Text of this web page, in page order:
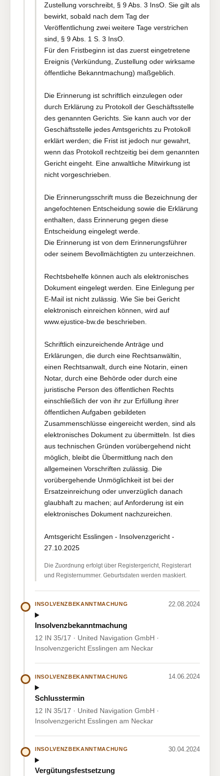
Zustellung vorschreibt, § 9 Abs. 3 InsO. Sie gilt als
bewirkt, sobald nach dem Tag der
Veröffentlichung zwei weitere Tage verstrichen
sind, § 9 Abs. 1 S. 3 InsO.
Für den Fristbeginn ist das zuerst eingetretene
Ereignis (Verkündung, Zustellung oder wirksame
öffentliche Bekanntmachung) maßgeblich.
Die Erinnerung ist schriftlich einzulegen oder
durch Erklärung zu Protokoll der Geschäftsstelle
des genannten Gerichts. Sie kann auch vor der
Geschäftsstelle jedes Amtsgerichts zu Protokoll
erklärt werden; die Frist ist jedoch nur gewahrt,
wenn das Protokoll rechtzeitig bei dem genannten
Gericht eingeht. Eine anwaltliche Mitwirkung ist
nicht vorgeschrieben.
Die Erinnerungsschrift muss die Bezeichnung der
angefochtenen Entscheidung sowie die Erklärung
enthalten, dass Erinnerung gegen diese
Entscheidung eingelegt werde.
Die Erinnerung ist von dem Erinnerungsführer
oder seinem Bevollmächtigten zu unterzeichnen.
Rechtsbehelfe können auch als elektronisches
Dokument eingelegt werden. Eine Einlegung per
E-Mail ist nicht zulässig. Wie Sie bei Gericht
elektronisch einreichen können, wird auf
www.ejustice-bw.de beschrieben.
Schriftlich einzureichende Anträge und
Erklärungen, die durch eine Rechtsanwältin,
einen Rechtsanwalt, durch eine Notarin, einen
Notar, durch eine Behörde oder durch eine
juristische Person des öffentlichen Rechts
einschließlich der von ihr zur Erfüllung ihrer
öffentlichen Aufgaben gebildeten
Zusammenschlüsse eingereicht werden, sind als
elektronisches Dokument zu übermitteln. Ist dies
aus technischen Gründen vorübergehend nicht
möglich, bleibt die Übermittlung nach den
allgemeinen Vorschriften zulässig. Die
vorübergehende Unmöglichkeit ist bei der
Ersatzeinreichung oder unverzüglich danach
glaubhaft zu machen; auf Anforderung ist ein
elektronisches Dokument nachzureichen.
Amtsgericht Esslingen - Insolvenzgericht -
27.10.2025
Die Zuordnung erfolgt über Registergericht, Registerart
und Registernummer. Geburtsdaten werden maskiert.
INSOLVENZBEKANNTMACHUNG 22.08.2024
Insolvenzbekanntmachung
12 IN 35/17 · United Navigation GmbH ·
Insolvenzgericht Esslingen am Neckar
INSOLVENZBEKANNTMACHUNG 14.06.2024
Schlusstermin
12 IN 35/17 · United Navigation GmbH ·
Insolvenzgericht Esslingen am Neckar
INSOLVENZBEKANNTMACHUNG 30.04.2024
Vergütungsfestsetzung